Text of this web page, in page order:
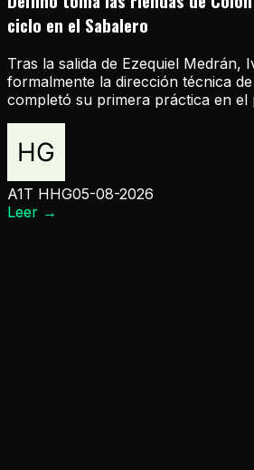
ciclo en el Sabalero
Tras la salida de Ezequiel Medrán,
formalmente la dirección técnica
completó su primera práctica en el
A1T HHG05-08-2026
Leer →